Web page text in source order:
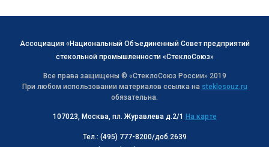
Ассоциация «Национальный Объединенный Совет предприятий
стекольной промышленности «СтеклоСоюз»
Все права защищены © «СтеклоСоюз Роcсии» 2019
При любом использовании материалов ссылка на steklosouz.ru
обязательна.
107023, Москва, пл. Журавлева д.2/1 На карте
Тел.: (495) 777-8200/доб.2639